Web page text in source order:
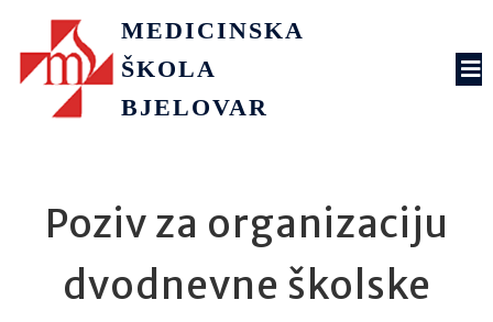
MEDICINSKA
ŠKOLA
BJELOVAR
Poziv za organizaciju
dvodnevne školske